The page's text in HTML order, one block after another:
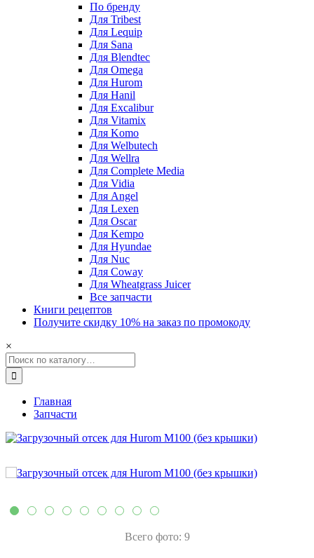
По бренду
Для Tribest
Для Lequip
Для Sana
Для Blendtec
Для Omega
Для Hurom
Для Hanil
Для Excalibur
Для Vitamix
Для Komo
Для Welbutech
Для Wellra
Для Complete Media
Для Vidia
Для Angel
Для Lexen
Для Oscar
Для Kempo
Для Hyundae
Для Nuc
Для Coway
Для Wheatgrass Juicer
Все запчасти
Книги рецептов
Получите скидку 10% на заказ по промокоду
×
Главная
Запчасти
Всего фото: 9